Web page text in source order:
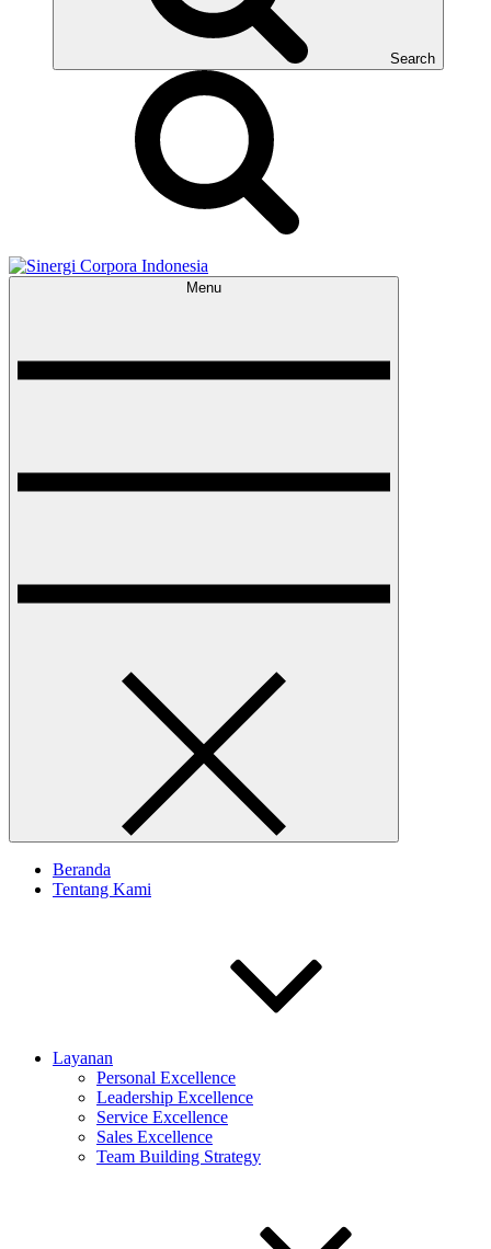
Search
Menu
Beranda
Tentang Kami
Layanan
Personal Excellence
Leadership Excellence
Service Excellence
Sales Excellence
Team Building Strategy